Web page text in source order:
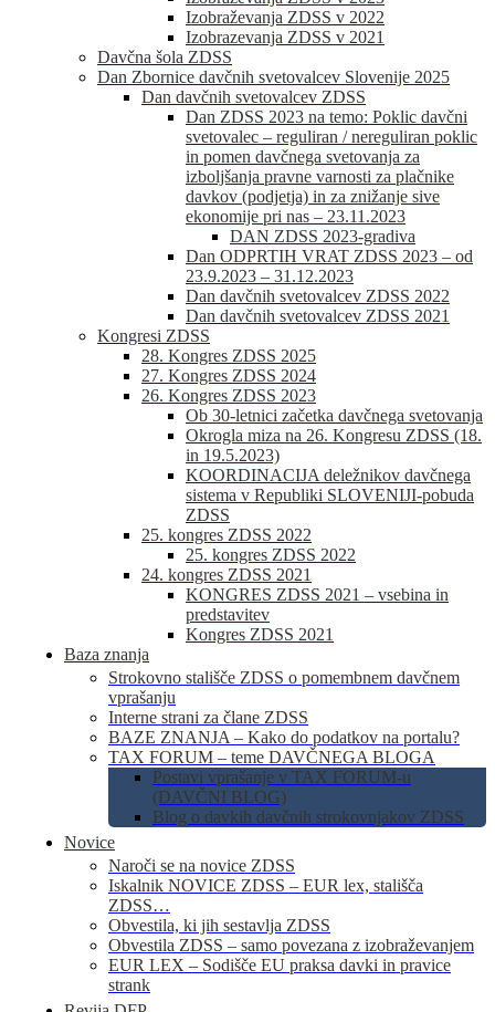
Izobraževanja ZDSS v 2022
Izobrazevanja ZDSS v 2021
Davčna šola ZDSS
Dan Zbornice davčnih svetovalcev Slovenije 2025
Dan davčnih svetovalcev ZDSS
Dan ZDSS 2023 na temo: Poklic davčni
svetovalec – reguliran / nereguliran poklic
in pomen davčnega svetovanja za
izboljšanja pravne varnosti za plačnike
davkov (podjetja) in za znižanje sive
ekonomije pri nas – 23.11.2023
DAN ZDSS 2023-gradiva
Dan ODPRTIH VRAT ZDSS 2023 – od
23.9.2023 – 31.12.2023
Dan davčnih svetovalcev ZDSS 2022
Dan davčnih svetovalcev ZDSS 2021
Kongresi ZDSS
28. Kongres ZDSS 2025
27. Kongres ZDSS 2024
26. Kongres ZDSS 2023
Ob 30-letnici začetka davčnega svetovanja
Okrogla miza na 26. Kongresu ZDSS (18.
in 19.5.2023)
KOORDINACIJA deležnikov davčnega
sistema v Republiki SLOVENIJI-pobuda
ZDSS
25. kongres ZDSS 2022
25. kongres ZDSS 2022
24. kongres ZDSS 2021
KONGRES ZDSS 2021 – vsebina in
predstavitev
Kongres ZDSS 2021
Baza znanja
Strokovno stališče ZDSS o pomembnem davčnem
vprašanju
Interne strani za člane ZDSS
BAZE ZNANJA – Kako do podatkov na portalu?
TAX FORUM – teme DAVČNEGA BLOGA
Postavi vprašanje v TAX FORUM-u
(DAVČNI BLOG)
Blog o davkih davčnih strokovnjakov ZDSS
Novice
Naroči se na novice ZDSS
Iskalnik NOVICE ZDSS – EUR lex, stališča
ZDSS…
Obvestila, ki jih sestavlja ZDSS
Obvestila ZDSS – samo povezana z izobraževanjem
EUR LEX – Sodišče EU praksa davki in pravice
strank